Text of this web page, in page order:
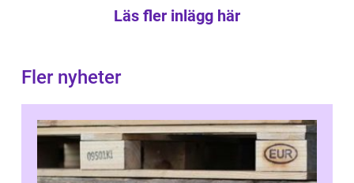
Läs fler inlägg här
Fler nyheter